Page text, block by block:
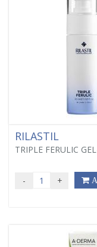
RILASTIL
TRIPLE FERULIC
- +